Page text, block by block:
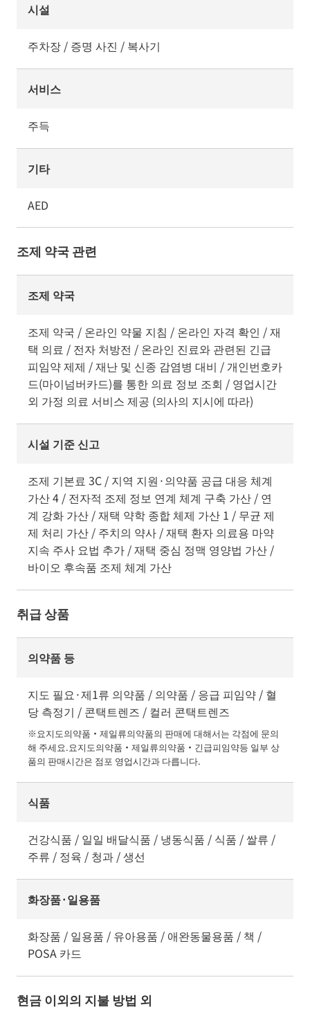
시설
주차장 / 증명 사진 / 복사기
서비스
주득
기타
AED
조제 약국 관련
조제 약국
조제 약국 / 온라인 약물 지침 / 온라인 자격 확인 / 재
택 의료 / 전자 처방전 / 온라인 진료와 관련된 긴급
피임약 제제 / 재난 및 신종 감염병 대비 / 개인번호카
드(마이넘버카드)를 통한 의료 정보 조회 / 영업시간
외 가정 의료 서비스 제공 (의사의 지시에 따라)
시설 기준 신고
조제 기본료 3C / 지역 지원·의약품 공급 대응 체계
가산 4 / 전자적 조제 정보 연계 체계 구축 가산 / 연
계 강화 가산 / 재택 약학 종합 체제 가산 1 / 무균 제
제 처리 가산 / 주치의 약사 / 재택 환자 의료용 마약
지속 주사 요법 추가 / 재택 중심 정맥 영양법 가산 /
바이오 후속품 조제 체계 가산
취급 상품
의약품 등
지도 필요·제1류 의약품 / 의약품 / 응급 피임약 / 혈
당 측정기 / 콘택트렌즈 / 컬러 콘택트렌즈
※요지도의약품・제일류의약품의 판매에 대해서는 각점에 문의
해 주세요.요지도의약품・제일류의약품・긴급피임약등 일부 상
품의 판매시간은 점포 영업시간과 다릅니다.
식품
건강식품 / 일일 배달식품 / 냉동식품 / 식품 / 쌀류 /
주류 / 정육 / 청과 / 생선
화장품·일용품
화장품 / 일용품 / 유아용품 / 애완동물용품 / 책 /
POSA 카드
현금 이외의 지불 방법 외